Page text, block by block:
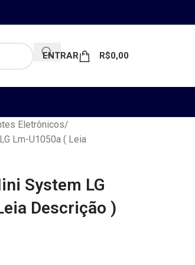
ENTRAR R$0,00
Eletrônicos
Lm-U1050a ( Leia
System LG
Descrição )